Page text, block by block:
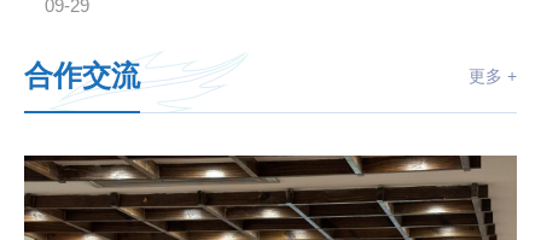
09-29
合作交流 更多 +